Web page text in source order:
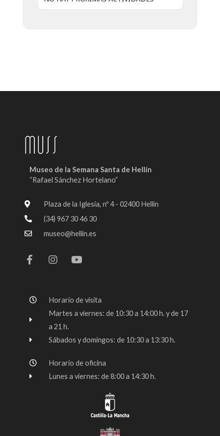
Museo de la Semana Santa de Hellín
“Rafael Sánchez Hortelano”
Plaza de la Iglesia, nº 4 - 02400 Hellín
(34) 967 30 46 30
museo@hellin.es
a
c
o
o
-
n
s
r
a
m
o
u
e
Horario de visita
Martes a viernes: de 10:30 a 14:00 h. y de 17
a 21 h.
Sábados y domingos: de 10:30 a 13:30 h.
Horario de oficina
Lunes a viernes: de 8:00 a 14:30 h.